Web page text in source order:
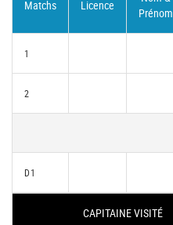
Matchs Licence
Prénom
1
2
D1
CAPITAINE VISITÉ